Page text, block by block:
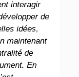
interagir
de
idées,
maintenant
de
En